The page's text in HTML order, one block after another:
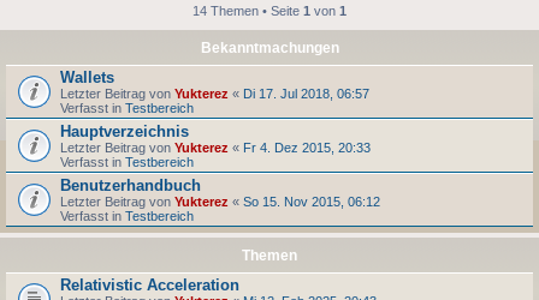
14 Themen • Seite 1 von 1
Bekanntmachungen
Wallets
Letzter Beitrag von Yukterez « Di 17. Jul 2018, 06:57
Verfasst in Testbereich
Hauptverzeichnis
Letzter Beitrag von Yukterez « Fr 4. Dez 2015, 20:33
Verfasst in Testbereich
Benutzerhandbuch
Letzter Beitrag von Yukterez « So 15. Nov 2015, 06:12
Verfasst in Testbereich
Themen
Relativistic Acceleration